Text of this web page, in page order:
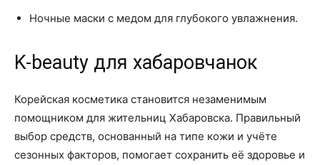
Ночные маски с медом для глубокого увлажнения.
K-beauty для хабаровчанок
Корейская косметика становится незаменимым
помощником для жительниц Хабаровска. Правильный
выбор средств, основанный на типе кожи и учёте
сезонных факторов, помогает сохранить её здоровье и